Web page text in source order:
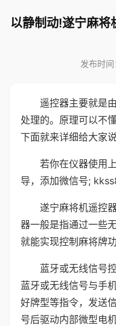
以静制动!遂宁麻
发布时
遥控器主要就是
处理的。原理可以不
下面就来详细给大家
若你在仪器使用
导，添加微信号;
遂宁麻将机遥控
器一般是指通过一些
就能实现控制麻将牌
蓝牙或无线信号
蓝牙或无线信号与手
好牌型等指令，发送
号后驱动内部微型电